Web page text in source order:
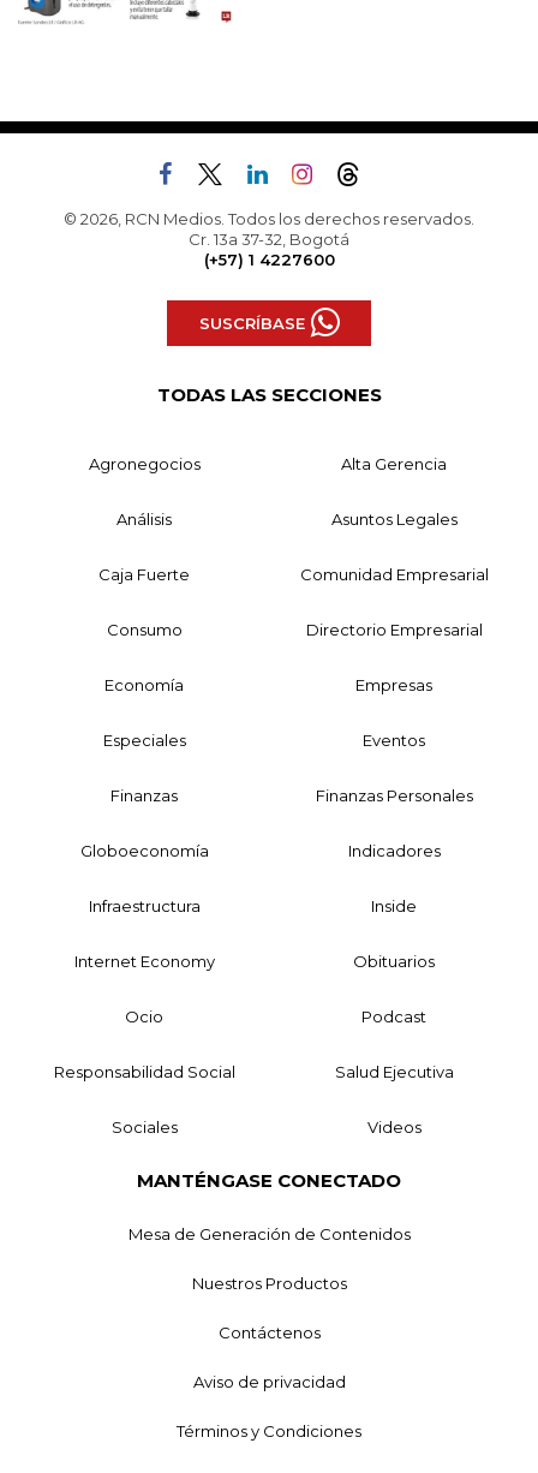
© 2026, RCN Medios. Todos los derechos reservados.
Cr. 13a 37-32, Bogotá
(+57) 1 4227600
SUSCRÍBASE
TODAS LAS SECCIONES
Agronegocios Alta Gerencia
Análisis Asuntos Legales
Caja Fuerte Comunidad Empresarial
Consumo Directorio Empresarial
Economía Empresas
Especiales Eventos
Finanzas Finanzas Personales
Globoeconomía Indicadores
Infraestructura Inside
Internet Economy Obituarios
Ocio Podcast
Responsabilidad Social Salud Ejecutiva
Sociales Videos
MANTÉNGASE CONECTADO
Mesa de Generación de Contenidos
Nuestros Productos
Contáctenos
Aviso de privacidad
Términos y Condiciones